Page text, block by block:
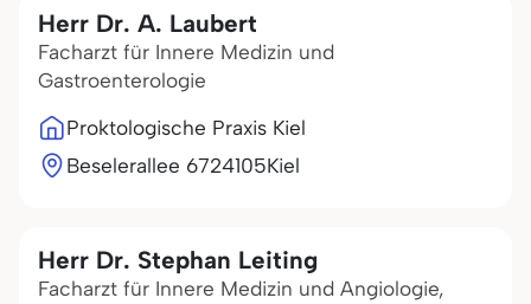
Herr Dr. A. Laubert
Facharzt für Innere Medizin und
Gastroenterologie
Proktologische Praxis Kiel
Beselerallee 6724105Kiel
Herr Dr. Stephan Leiting
Facharzt für Innere Medizin und Angiologie,